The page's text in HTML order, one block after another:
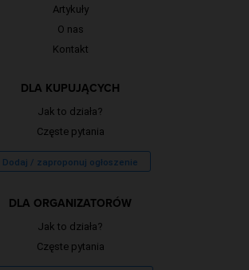
Artykuły
O nas
Kontakt
DLA KUPUJĄCYCH
Jak to działa?
Częste pytania
Dodaj / zaproponuj ogłoszenie
DLA ORGANIZATORÓW
Jak to działa?
Częste pytania